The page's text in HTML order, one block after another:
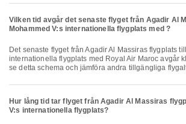
Vilken tid avgår det senaste flyget från Agadir Al
Mohammed V:s internationella flygplats med ?
Det senaste flyget från Agadir Al Massiras flygplats till Mohammed V:s
internationella flygplats med Royal Air Maroc avgår
se detta schema och jämföra andra tillgängliga
Hur lång tid tar flyget från Agadir Al Massiras
V:s internationella flygplats?